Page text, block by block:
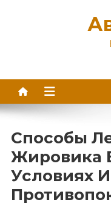
Способы
Жировика
Условиях И